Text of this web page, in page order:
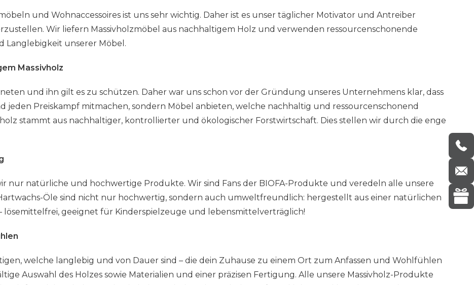
und Wohnaccessoires ist uns sehr wichtig. Daher ist es unser täglicher Motivator und Antreiber
Wir liefern Massivholzmöbel aus nachhaltigem Holz und verwenden ressourcenschonende
Langlebigkeit unserer Möbel.
Massivholz
und ihn gilt es zu schützen. Daher war uns schon vor der Gründung unseres Unternehmens klar, dass
jeden Preiskampf mitmachen, sondern Möbel anbieten, welche nachhaltig und ressourcenschonend
stammt aus nachhaltiger, kontrollierter und ökologischer Forstwirtschaft. Dies stellen wir durch die enge
nur natürliche und hochwertige Produkte. Wir sind Fans der BIOFA-Produkte und veredeln alle unsere
Öle sind nicht nur hochwertig, sondern auch umweltfreundlich: hergestellt aus einer natürlichen
lösemittelfrei, geeignet für Kinderspielzeuge und lebensmittelverträglich!
welche langlebig und von Dauer sind – die dein Zuhause zu einem Ort zum Anfassen und Wohlfühlen
Auswahl des Holzes sowie Materialien und einer präzisen Fertigung. Alle unsere Massivholz-Produkte